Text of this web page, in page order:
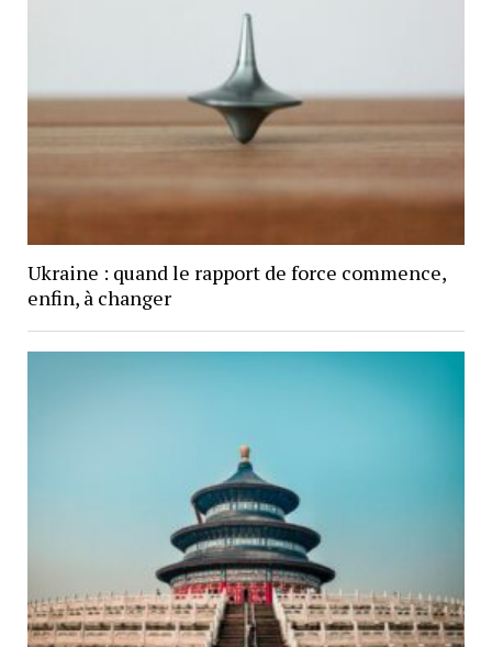
Ukraine : quand le rapport de force commence,
enfin, à changer